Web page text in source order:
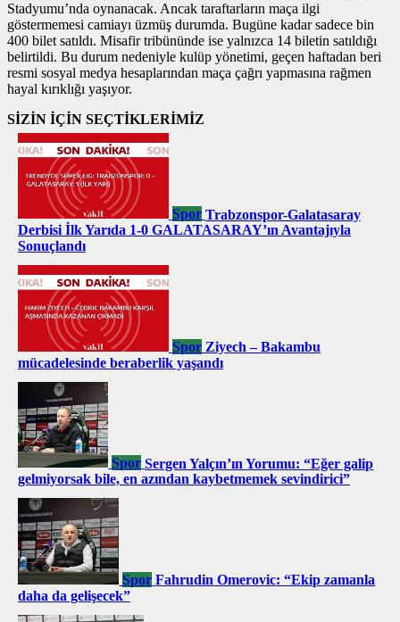
Stadyumu’nda oynanacak. Ancak taraftarların maça ilgi
göstermemesi camiayı üzmüş durumda. Bugüne kadar sadece bin
400 bilet satıldı. Misafir tribününde ise yalnızca 14 biletin satıldığı
belirtildi. Bu durum nedeniyle kulüp yönetimi, geçen haftadan beri
resmi sosyal medya hesaplarından maça çağrı yapmasına rağmen
hayal kırıklığı yaşıyor.
SİZİN İÇİN SEÇTİKLERİMİZ
Spor Trabzonspor-Galatasaray
Derbisi İlk Yarıda 1-0 GALATASARAY’ın Avantajıyla
Sonuçlandı
Spor Ziyech – Bakambu
mücadelesinde beraberlik yaşandı
Spor Sergen Yalçın’ın Yorumu: “Eğer galip
gelmiyorsak bile, en azından kaybetmemek sevindirici”
Spor Fahrudin Omerovic: “Ekip zamanla
daha da gelişecek”